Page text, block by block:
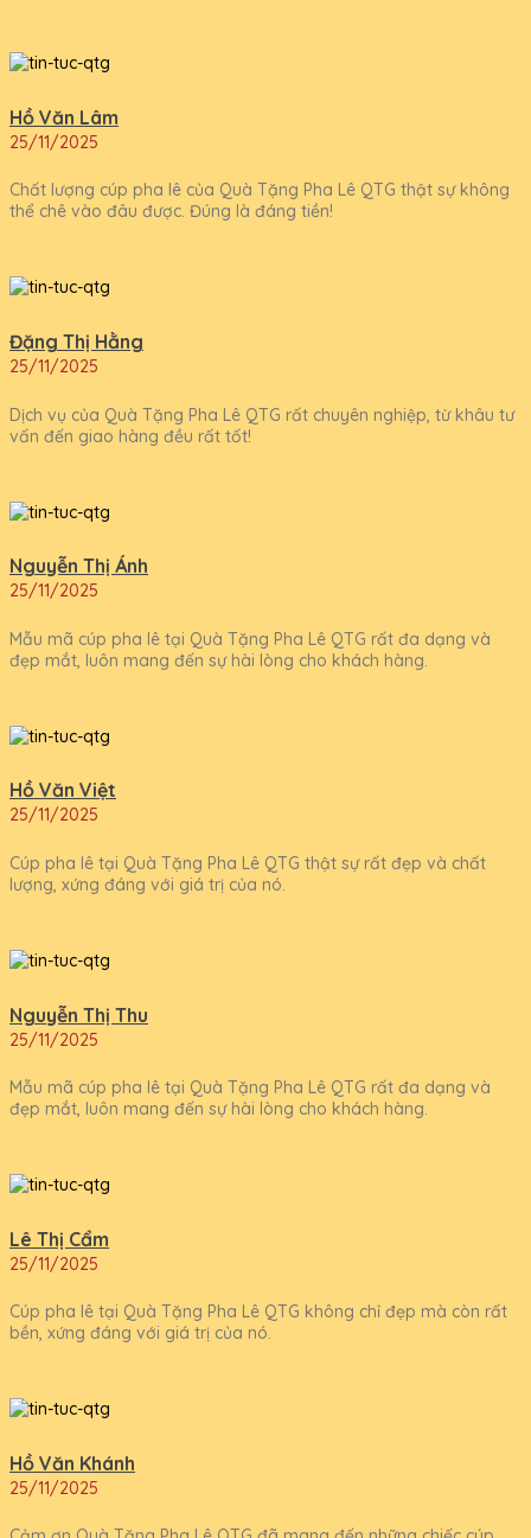
Hồ Văn Lâm
25/11/2025
Chất lượng cúp pha lê của Quà Tặng Pha Lê QTG thật sự không
thể chê vào đâu được. Đúng là đáng tiền!
Đặng Thị Hằng
25/11/2025
Dịch vụ của Quà Tặng Pha Lê QTG rất chuyên nghiệp, từ khâu tư
vấn đến giao hàng đều rất tốt!
Nguyễn Thị Ánh
25/11/2025
Mẫu mã cúp pha lê tại Quà Tặng Pha Lê QTG rất đa dạng và
đẹp mắt, luôn mang đến sự hài lòng cho khách hàng.
Hồ Văn Việt
25/11/2025
Cúp pha lê tại Quà Tặng Pha Lê QTG thật sự rất đẹp và chất
lượng, xứng đáng với giá trị của nó.
Nguyễn Thị Thu
25/11/2025
Mẫu mã cúp pha lê tại Quà Tặng Pha Lê QTG rất đa dạng và
đẹp mắt, luôn mang đến sự hài lòng cho khách hàng.
Lê Thị Cẩm
25/11/2025
Cúp pha lê tại Quà Tặng Pha Lê QTG không chỉ đẹp mà còn rất
bền, xứng đáng với giá trị của nó.
Hồ Văn Khánh
25/11/2025